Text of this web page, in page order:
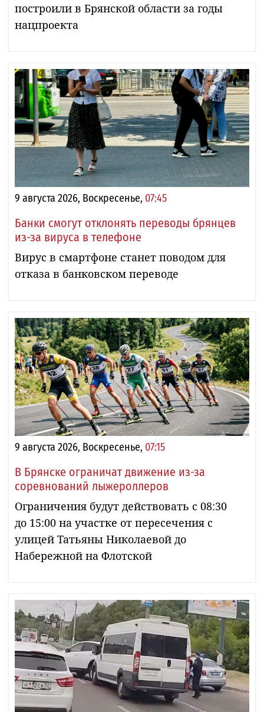
построили в Брянской области за годы
нацпроекта
9 августа 2026, Воскресенье, 07:45
Банки смогут отклонять переводы брянцев
из-за вируса в телефоне
Вирус в смартфоне станет поводом для
отказа в банковском переводе
9 августа 2026, Воскресенье, 07:15
В Брянске ограничат движение из-за
соревнований лыжероллеров
Ограничения будут действовать с 08:30
до 15:00 на участке от пересечения с
улицей Татьяны Николаевой до
Набережной на Флотской